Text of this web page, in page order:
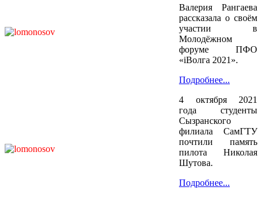
Валерия Рангаева
рассказала о своём
участии в
Молодёжном
форуме ПФО
«iВолга 2021».
Подробнее...
4 октября 2021
года студенты
Сызранского
филиала СамГТУ
почтили память
пилота Николая
Шутова.
Подробнее...